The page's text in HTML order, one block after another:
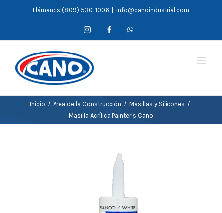
al
Llámanos (809) 530-1006 info@canoindustrial.com
InstagramFacebookWhatsApp
Inicio / Area de la Construcción / Masillas y Silicones /
Masilla Acrílica Painter’s Cano